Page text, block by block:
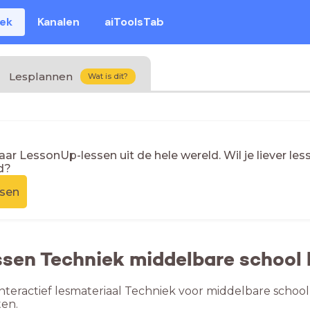
Kanalen aiToolsTab
Lesplannen Wat is dit?
LessonUp-lessen uit de hele wereld. Wil je liever
Techniek middelbare school
lesmateriaal Techniek voor middelbare